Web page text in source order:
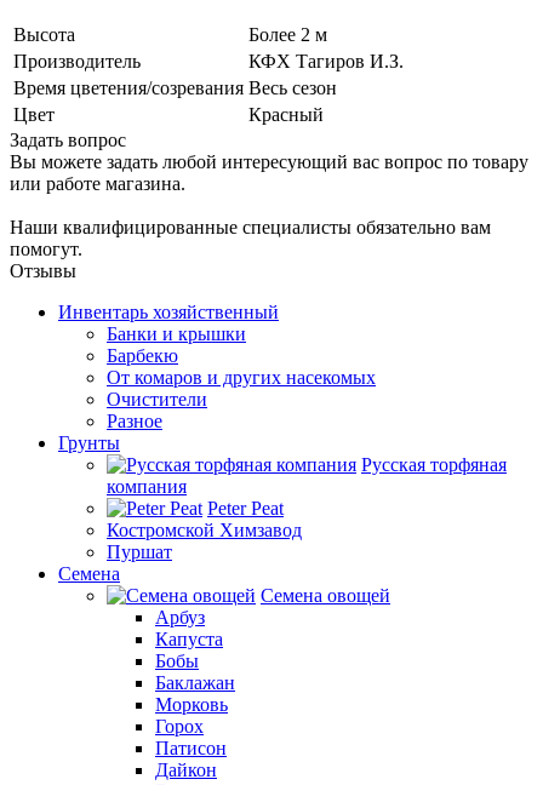
Высота
Более 2 м
Производитель
КФХ Тагиров И.З.
Время цветения/созревания Весь сезон
Цвет
Красный
Задать вопрос
Вы можете задать любой интересующий вас вопрос по товару
или работе магазина.
Наши квалифицированные специалисты обязательно вам
помогут.
Отзывы
Инвентарь хозяйственный
Банки и крышки
Барбекю
От комаров и других насекомых
Очистители
Разное
Грунты
Русская торфяная
компания
Peter Peat
Костромской Химзавод
Пуршат
Семена
Семена овощей
Арбуз
Капуста
Бобы
Баклажан
Морковь
Горох
Патисон
Дайкон